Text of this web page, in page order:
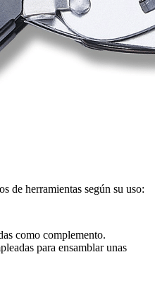
de herramientas según su uso:
como complemento.
para ensamblar unas